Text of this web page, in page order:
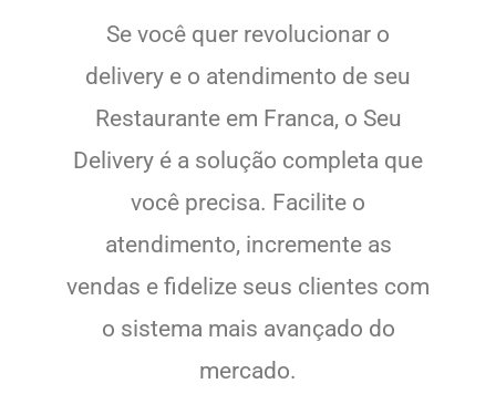
Se você quer revolucionar o
delivery e o atendimento de seu
Restaurante em Franca, o Seu
Delivery é a solução completa que
você precisa. Facilite o
atendimento, incremente as
vendas e fidelize seus clientes com
o sistema mais avançado do
mercado.